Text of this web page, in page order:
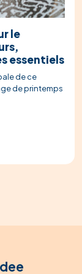
le
essentiels
de ce
de printemps